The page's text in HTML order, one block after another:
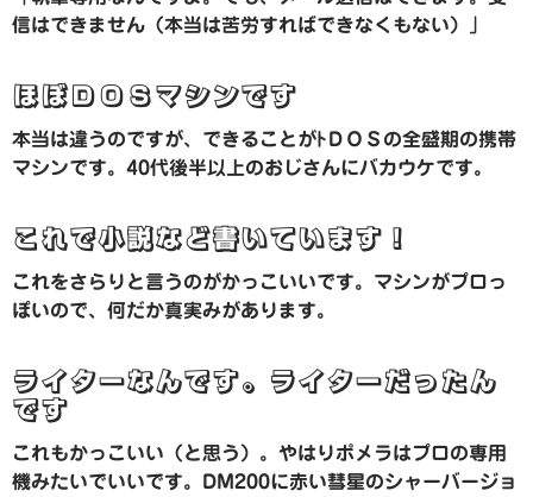
信はできません（本当は苦労すればできなくもない）」
ほぼＤＯＳマシンです
本当は違うのですが、できることがﾄＤＯＳの全盛期の携帯
マシンです。40代後半以上のおじさんにバカウケです。
これで小説など書いています！
これをさらりと言うのがかっこいいです。マシンがプロっ
ぽいので、何だか真実みがあります。
ライターなんです。ライターだったん
です
これもかっこいい（と思う）。やはりポメラはプロの専用
機みたいでいいです。DM200に赤い彗星のシャーバージョ